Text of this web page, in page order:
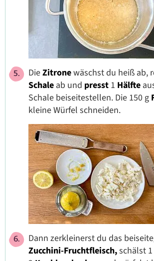
DieZitronewäschst du heiß ab,
Schale ab und presst 1 Hälfte
Schale beiseitestellen. Die 150 g
kleine Würfel schneiden.
Dann zerkleinerst du das
Zucchini-Fruchtfleisch,schälst 1